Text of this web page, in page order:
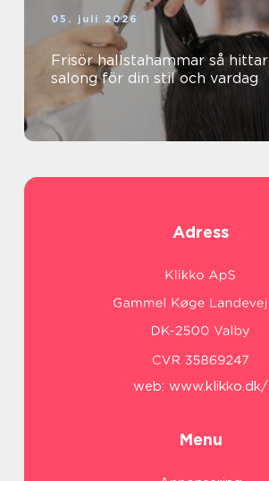
05. juli 2026
Frisör hallstahammar så hittar du rätt
salong för din stil och vardag
Adress
web: www.klikko.dk/
Menu